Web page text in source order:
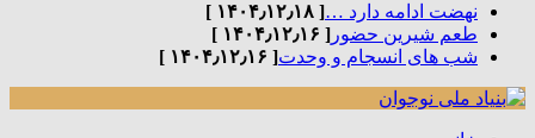
نهضت ادامه دارد …[ ۱۴۰۴٫۱۲٫۱۸ ]
طعم شیرین حضور [ ۱۴۰۴٫۱۲٫۱۶ ]
شب های انسجام و وحدت[ ۱۴۰۴٫۱۲٫۱۶ ]